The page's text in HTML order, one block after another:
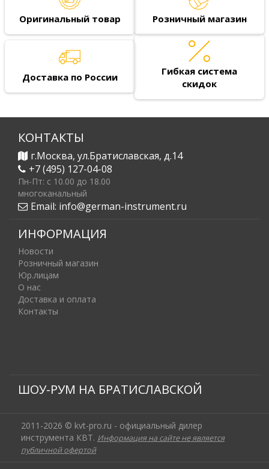
Оригинальный товар Розничный магазин
Доставка по России
Гибкая система
скидок
КОНТАКТЫ
г.Москва, ул.Братиславская, д.14
+7 (495) 127-04-08
Пн-Пт: c 10.00 до 18.00
многоканальный
Email: info@german-instrument.ru
ИНФОРМАЦИЯ
Новости
Розничный магазин
Юр.лицам
О нас
Доставка и оплата
Контакты
ШОУ-РУМ НА БРАТИСЛАВСКОЙ
2011-2026 © kvt-pro.ru - официальный дилер
инструмента КВТ. Информация на сайте не является
публичной офертой